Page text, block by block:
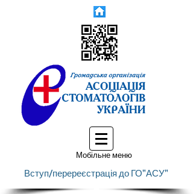
Мобільне меню
Вступ/перереєстрація до ГО"АСУ"